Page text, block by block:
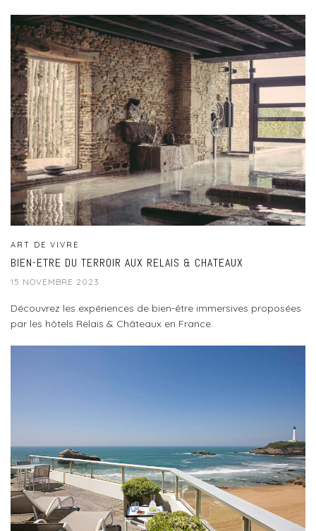
ART DE VIVRE
BIEN-ETRE DU TERROIR AUX RELAIS & CHATEAUX
15 NOVEMBRE 2023
Découvrez les expériences de bien-être immersives proposées
par les hôtels Relais & Châteaux en France.